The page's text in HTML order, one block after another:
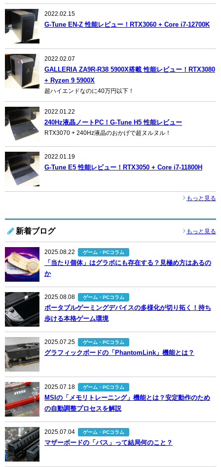
2022.02.15
G-Tune EN-Z 性能レビュー！RTX3060 + Core i7-12700K
2022.02.07
GALLERIA ZA9R-R38 5900X搭載 性能レビュー！RTX3080
+ Ryzen 9 5900X
超ハイエンドなのに40万円以下！
2022.01.22
240Hz液晶ノートPC！G-Tune H5 性能レビュー
RTX3070 + 240Hz液晶のおかげで超ヌルヌル！
2022.01.19
G-Tune E5 性能レビュー！RTX3050 + Core i7-11800H
もっと見る
新着ブログ もっと見る
2025.08.22 ゲーム・PCコラム
「当たり個体」はグラボにも存在する？見極め方はあるの
か
2025.08.08 ゲーム・PCコラム
ポータブルゲーミングデバイスの多様化が切り拓く！持ち
歩ける本格ゲーム環境
2025.07.25 ゲーム・PCコラム
グラフィックボードの「PhantomLink」機能とは？
2025.07.18 ゲーム・PCコラム
MSIの「メモリトレーニング」機能とは？安定動作のため
の自動調整プロセスを解説
2025.07.04 ゲーム・PCコラム
マザーボードの「バス」って結局何のこと？